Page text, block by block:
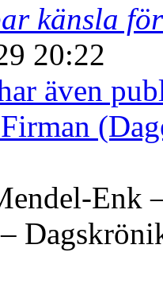
känsla
20:22
även
Enk